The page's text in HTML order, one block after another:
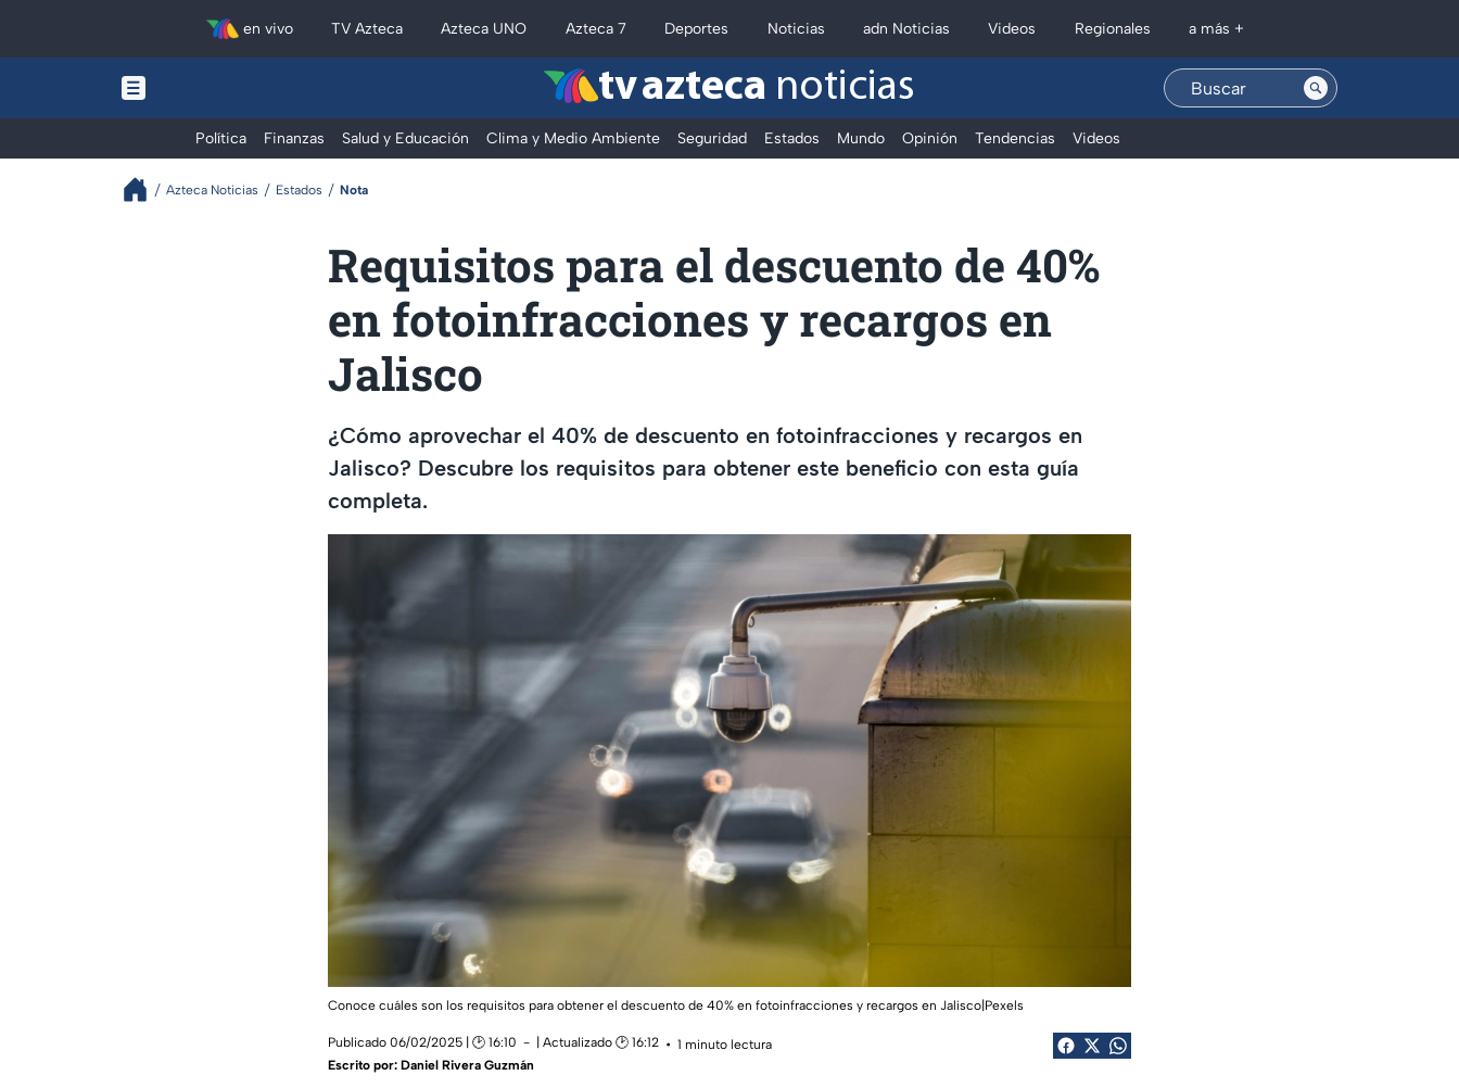
en vivo TV Azteca Azteca UNO Azteca 7 Deportes Noticias adn Noticias Videos Regionales a más +
tv azteca noticias
Política Finanzas Salud y Educación Clima y Medio Ambiente Seguridad Estados Mundo Opinión Tendencias Videos
Azteca Noticias Estados Nota
Requisitos para el descuento de 40%
en fotoinfracciones y recargos en
Jalisco
¿Cómo aprovechar el 40% de descuento en fotoinfracciones y recargos en
Jalisco? Descubre los requisitos para obtener este beneficio con esta guía
completa.
Conoce cuáles son los requisitos para obtener el descuento de 40% en fotoinfracciones y recargos en Jalisco|Pexels
Publicado 06/02/2025 | 🕑 16:10 | Actualizado 🕑 16:12
1 minuto lectura
Escrito por: Daniel Rivera Guzmán